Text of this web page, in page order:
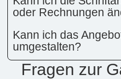
oder Rechnungen
Kann ich das
umgestalten?
Fragen zur